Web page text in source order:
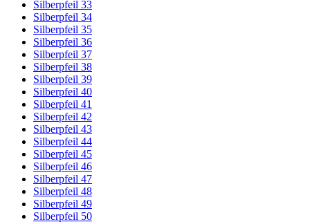
Silberpfeil 33
Silberpfeil 34
Silberpfeil 35
Silberpfeil 36
Silberpfeil 37
Silberpfeil 38
Silberpfeil 39
Silberpfeil 40
Silberpfeil 41
Silberpfeil 42
Silberpfeil 43
Silberpfeil 44
Silberpfeil 45
Silberpfeil 46
Silberpfeil 47
Silberpfeil 48
Silberpfeil 49
Silberpfeil 50